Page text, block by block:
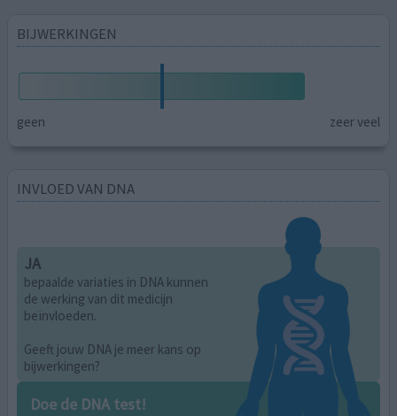
BIJWERKINGEN
geen zeer veel
INVLOED VAN DNA
JA
bepaalde variaties in DNA kunnen
de werking van dit medicijn
beïnvloeden.
Geeft jouw DNA je meer kans op
bijwerkingen?
Doe de DNA test!